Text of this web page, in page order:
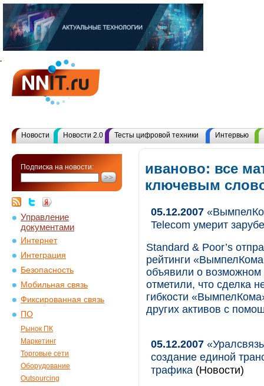
Новости Новости 2.0 Тесты цифровой техники Интервью
Подписка на новости:
Управление
документами
Интернет
Интеграция
Безопасность
Мобильная связь
Фиксированная связь
ПО
Рынок ПК
Маркетинг
Торговые сети
Оборудование
Outsourcing
иваново: все
ключевым
05.12.2007
Telecom умерит
Standard & Poor’s
рейтинги
объявили о возможном
отметили, что сделка
гибкости
других активов с
05.12.2007
создание единой
трафика (Новости)